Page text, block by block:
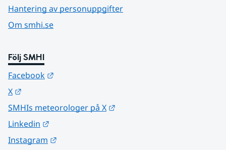
Hantering av personuppgifter
Om smhi.se
Följ SMHI
Facebook
X
SMHIs meteorologer på X
Linkedin
Instagram